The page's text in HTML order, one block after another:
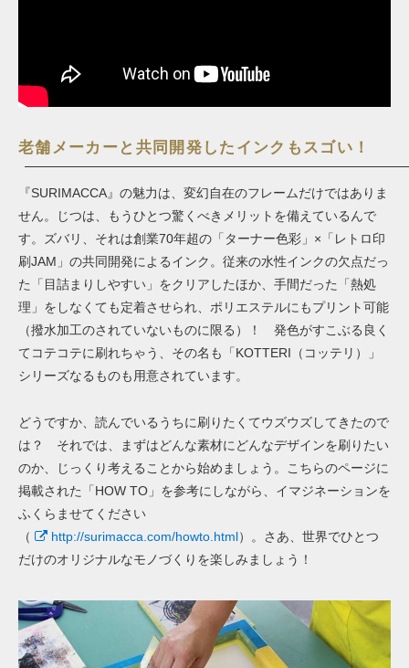
老舗メーカーと共同開発したインクもスゴい！
『SURIMACCA』の魅力は、変幻自在のフレームだけではありま
せん。じつは、もうひとつ驚くべきメリットを備えているんで
す。ズバリ、それは創業70年超の「ターナー色彩」×「レトロ印
刷JAM」の共同開発によるインク。従来の水性インクの欠点だっ
た「目詰まりしやすい」をクリアしたほか、手間だった「熱処
理」をしなくても定着させられ、ポリエステルにもプリント可能
（撥水加工のされていないものに限る）！ 発色がすこぶる良く
てコテコテに刷れちゃう、その名も「KOTTERI（コッテリ）」
シリーズなるものも用意されています。
どうですか、読んでいるうちに刷りたくてウズウズしてきたので
は？ それでは、まずはどんな素材にどんなデザインを刷りたい
のか、じっくり考えることから始めましょう。こちらのページに
掲載された「HOW TO」を参考にしながら、イマジネーションを
ふくらませてください
（
http://surimacca.com/howto.html）。さあ、世界でひとつ
だけのオリジナルなモノづくりを楽しみましょう！